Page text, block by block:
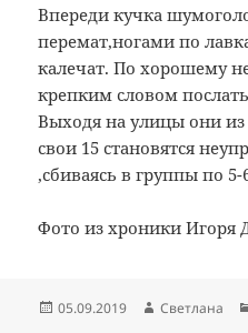
Впереди кучка
перемат,ногами по
калечат. По хорошему
крепким словом
Выходя на улицы они
свои 15 становятся
,сбиваясь в группы по 5-
Фото из хроники Игоря
Опубликовано
05.09.2019 Автор
Светлана